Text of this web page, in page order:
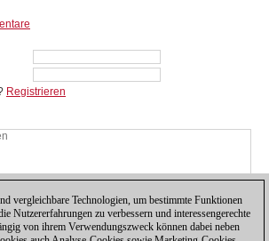
Registrieren
vergleichbare Technologien, um bestimmte Funktionen
Nutzererfahrungen zu verbessern und interessengerechte
von ihrem Verwendungszweck können dabei neben